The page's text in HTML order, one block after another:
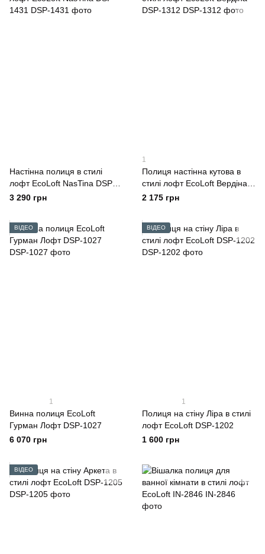
Настінна полиця в стилі
лофт EcoLoft NasTina DSP-
1431
3 290 грн
1
Полиця настінна кутова в
стилі лофт EcoLoft Вердіна
DSP-1312
2 175 грн
ВІДЕО
1
Винна полиця EcoLoft
Гурман Лофт DSP-1027
6 070 грн
ВІДЕО
1
Полиця на стіну Ліра в стилі
лофт EcoLoft DSP-1202
1 600 грн
ВІДЕО